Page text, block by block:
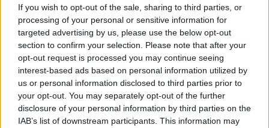
If you wish to opt-out of the sale, sharing to third parties, or
processing of your personal or sensitive information for
targeted advertising by us, please use the below opt-out
section to confirm your selection. Please note that after your
opt-out request is processed you may continue seeing
interest-based ads based on personal information utilized by
us or personal information disclosed to third parties prior to
your opt-out. You may separately opt-out of the further
disclosure of your personal information by third parties on the
IAB’s list of downstream participants. This information may
igazság